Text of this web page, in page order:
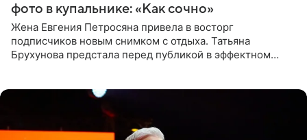
фото в купальнике: «Как сочно»
Жена Евгения Петросяна привела в восторг
подписчиков новым снимком с отдыха. Татьяна
Брухунова предстала перед публикой в эффектном